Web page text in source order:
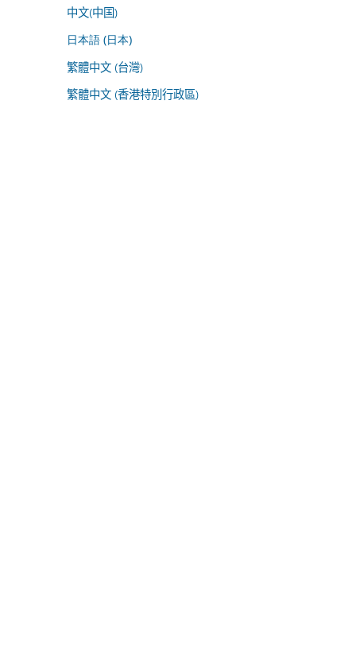
中文(中国)
日本語 (日本)
繁體中文 (台灣)
繁體中文 (香港特別行政區)